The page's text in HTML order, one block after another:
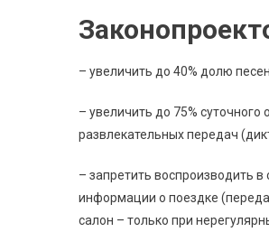
– увеличить до 40% долю
– увеличить до 75%
развлекательных передач
– запретить воспроизводить
информации о поездке
салон – только при